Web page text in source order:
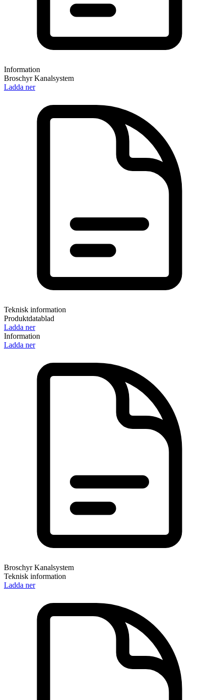
Information
Broschyr Kanalsystem
Ladda ner
Teknisk information
Produktdatablad
Ladda ner
Information
Ladda ner
Broschyr Kanalsystem
Teknisk information
Ladda ner